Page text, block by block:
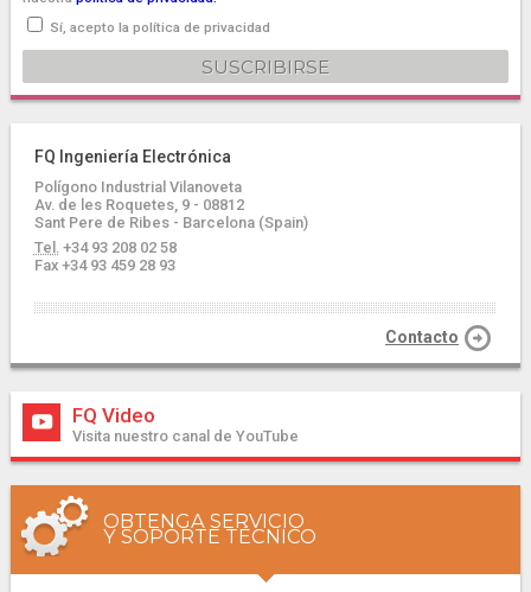
Sí, acepto la política de privacidad
FQ Ingeniería Electrónica
Polígono Industrial Vilanoveta
Av. de les Roquetes, 9 - 08812
Sant Pere de Ribes - Barcelona (Spain)
Tel.+34 93 208 02 58
Fax +34 93 459 28 93
Contacto
FQ Video
Visita nuestro canal de YouTube
OBTENGA SERVICIO
Y SOPORTE TÉCNICO